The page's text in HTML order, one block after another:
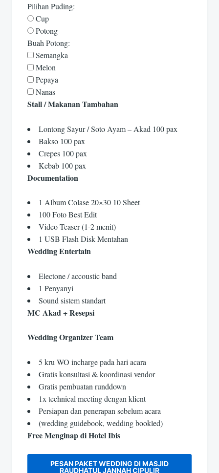
Pilihan Puding:
Cup
Potong
Buah Potong:
Semangka
Melon
Pepaya
Nanas
Stall / Makanan Tambahan
Lontong Sayur / Soto Ayam – Akad 100 pax
Bakso 100 pax
Crepes 100 pax
Kebab 100 pax
Documentation
1 Album Colase 20×30 10 Sheet
100 Foto Best Edit
Video Teaser (1-2 menit)
1 USB Flash Disk Mentahan
Wedding Entertain
Electone / accoustic band
1 Penyanyi
Sound sistem standart
MC Akad + Resepsi
Wedding Organizer Team
5 kru WO incharge pada hari acara
Gratis konsultasi & koordinasi vendor
Gratis pembuatan runddown
1x technical meeting dengan klient
Persiapan dan penerapan sebelum acara
(wedding guidebook, wedding bookled)
Free Menginap di Hotel Ibis
PESAN PAKET WEDDING DI MASJID
RAUDHATUL JANNAH CIPULIR